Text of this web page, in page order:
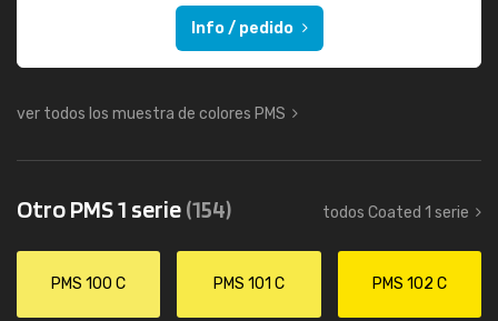
Info / pedido
ver todos los muestra de colores PMS
Otro PMS 1 serie(154) todos Coated 1 serie
PMS 100 C PMS 101 C PMS 102 C